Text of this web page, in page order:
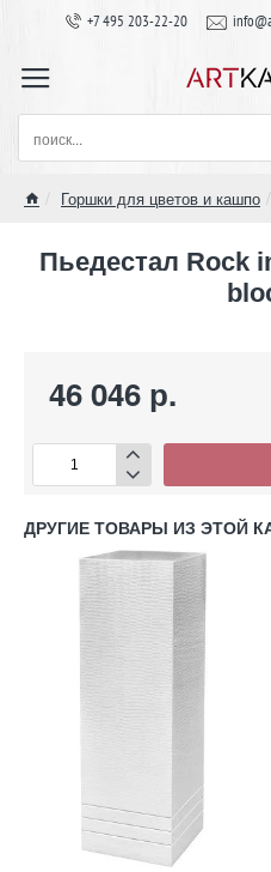
+7 495 203-22-20
поиск...
Горшки для цветов и кашпо
Пьедестал Rock
46 046 р.
ДРУГИЕ ТОВАРЫ ИЗ ЭТОЙ